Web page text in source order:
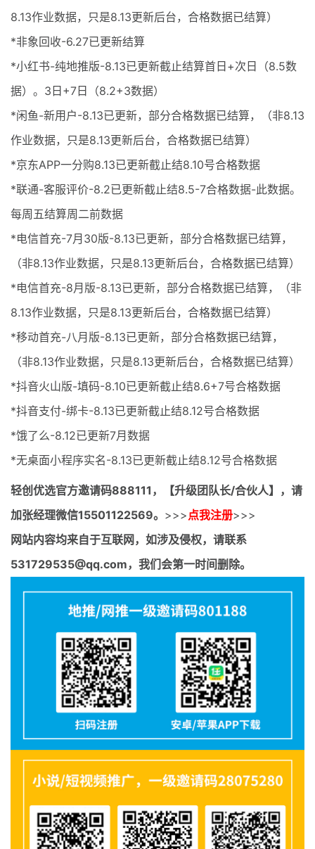
8.13作业数据，只是8.13更新后台，合格数据已结算）
*非象回收-6.27已更新结算
*小红书-纯地推版-8.13已更新截止结算首日+次日（8.5数
据）。3日+7日（8.2+3数据）
*闲鱼-新用户-8.13已更新，部分合格数据已结算，（非8.13
作业数据，只是8.13更新后台，合格数据已结算）
*京东APP一分购8.13已更新截止结8.10号合格数据
*联通-客服评价-8.2已更新截止结8.5-7合格数据-此数据。
每周五结算周二前数据
*电信首充-7月30版-8.13已更新，部分合格数据已结算，
（非8.13作业数据，只是8.13更新后台，合格数据已结算）
*电信首充-8月版-8.13已更新，部分合格数据已结算，（非
8.13作业数据，只是8.13更新后台，合格数据已结算）
*移动首充-八月版-8.13已更新，部分合格数据已结算，
（非8.13作业数据，只是8.13更新后台，合格数据已结算）
*抖音火山版-填码-8.10已更新截止结8.6+7号合格数据
*抖音支付-绑卡-8.13已更新截止结8.12号合格数据
*饿了么-8.12已更新7月数据
*无桌面小程序实名-8.13已更新截止结8.12号合格数据
轻创优选官方邀请码888111，【升级团队长/合伙人】，请
加张经理微信15501122569。 >>> 点我注册>>>
网站内容均来自于互联网，如涉及侵权，请联系
531729535@qq.com，我们会第一时间删除。